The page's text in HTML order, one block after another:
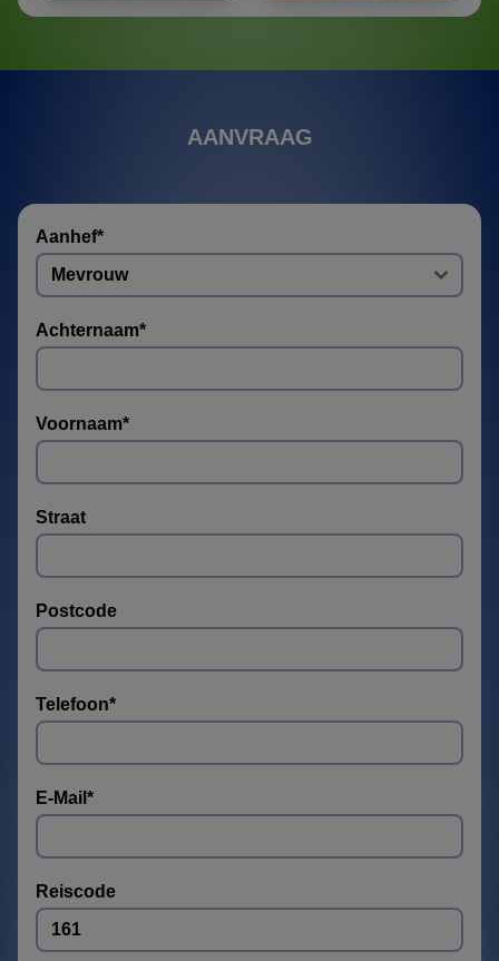
AANVRAAG
Aanhef*
Achternaam*
Voornaam*
Straat
Postcode
Telefoon*
E-Mail *
Reiscode